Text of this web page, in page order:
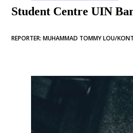
Student Centre UIN
REPORTER: MUHAMMAD TOMMY LOU/